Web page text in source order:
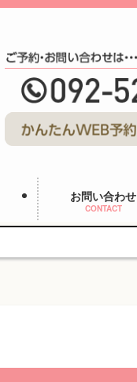
お問い合わせ
CONTACT